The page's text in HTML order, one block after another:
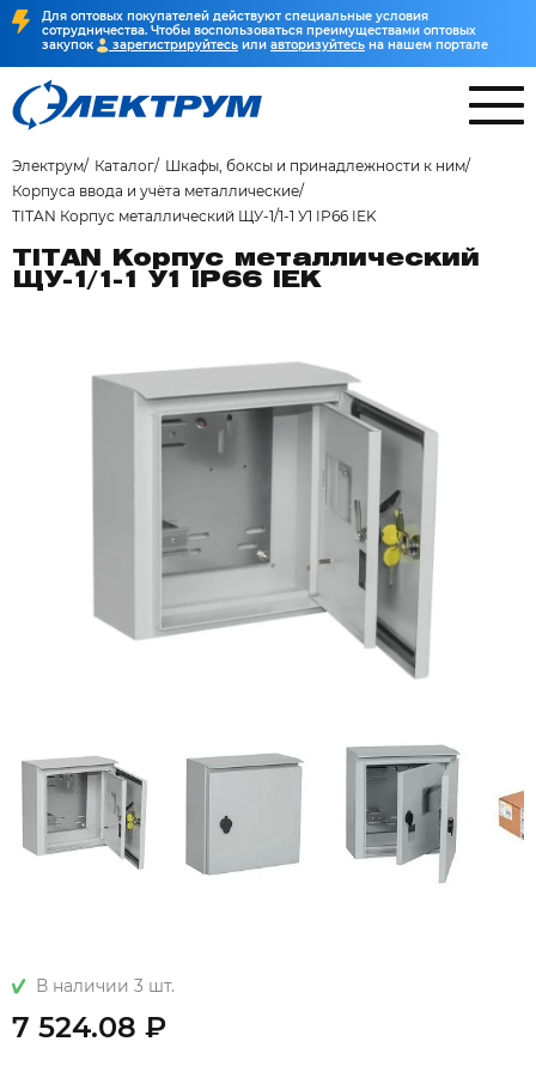
Для оптовых покупателей действуют специальные условия
сотрудничества. Чтобы воспользоваться преимуществами оптовых
закупок
зарегистрируйтесь или авторизуйтесь на нашем портале
Электрум Каталог
Шкафы, боксы и принадлежности к ним
Корпуса ввода и учёта металлические
TITAN Корпус металлический ЩУ-1/1-1 У1 IP66 IEK
TITAN Корпус металлический
ЩУ-1/1-1 У1 IP66 IEK
В наличии 3 шт.
7 524.08 ₽